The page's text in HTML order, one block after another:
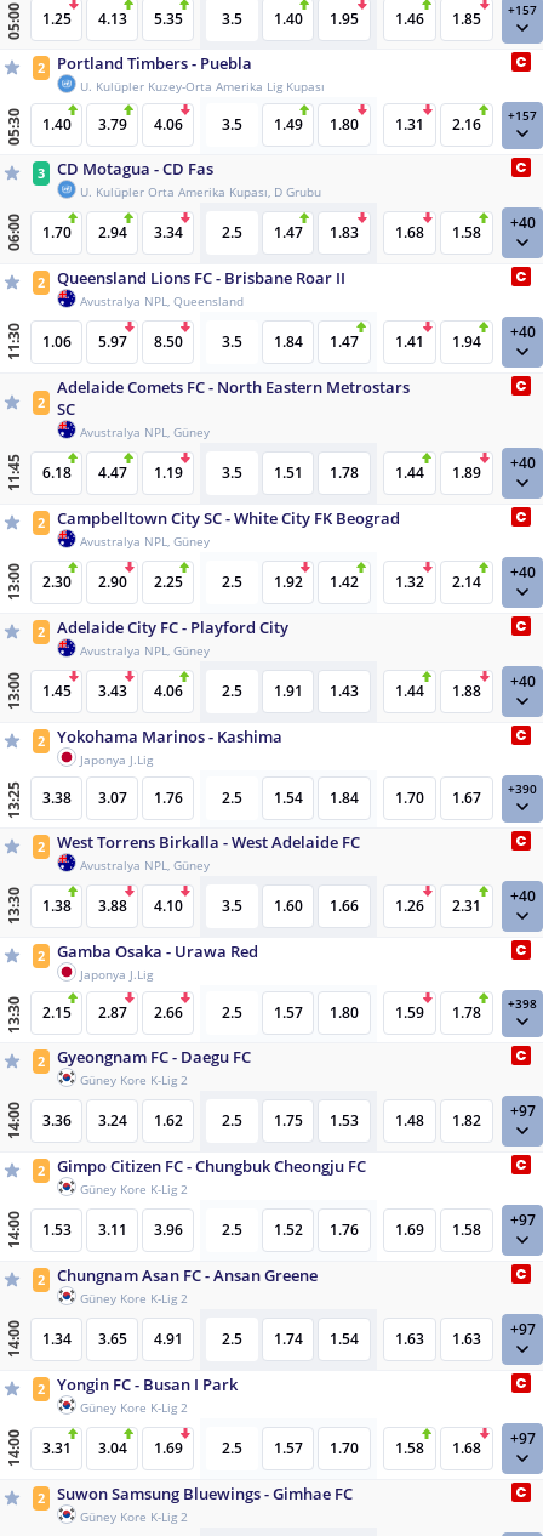
05:00 1.25 4.13 5.35 3.5 1.40 1.95 1.46 1.85 +157
2 Portland Timbers - Puebla
U. Kulüpler Kuzey-Orta Amerika Lig Kupası
05:30 1.40 3.79 4.06 3.5 1.49 1.80 1.31 2.16 +157
3 CD Motagua - CD Fas
U. Kulüpler Orta Amerika Kupası, D Grubu
06:00 1.70 2.94 3.34 2.5 1.47 1.83 1.68 1.58 +40
2 Queensland Lions FC - Brisbane Roar II
Avustralya NPL, Queensland
11:30 1.06 5.97 8.50 3.5 1.84 1.47 1.41 1.94 +40
2
Adelaide Comets FC - North Eastern Metrostars
SC
Avustralya NPL, Güney
11:45 6.18 4.47 1.19 3.5 1.51 1.78 1.44 1.89 +40
2 Campbelltown City SC - White City FK Beograd
Avustralya NPL, Güney
13:00 2.30 2.90 2.25 2.5 1.92 1.42 1.32 2.14 +40
2 Adelaide City FC - Playford City
Avustralya NPL, Güney
13:00 1.45 3.43 4.06 2.5 1.91 1.43 1.44 1.88 +40
2 Yokohama Marinos - Kashima
Japonya J.Lig
13:25 3.38 3.07 1.76 2.5 1.54 1.84 1.70 1.67 +390
2 West Torrens Birkalla - West Adelaide FC
Avustralya NPL, Güney
13:30 1.38 3.88 4.10 3.5 1.60 1.66 1.26 2.31 +40
2 Gamba Osaka - Urawa Red
Japonya J.Lig
13:30 2.15 2.87 2.66 2.5 1.57 1.80 1.59 1.78 +398
2 Gyeongnam FC - Daegu FC
Güney Kore K-Lig 2
14:00 3.36 3.24 1.62 2.5 1.75 1.53 1.48 1.82 +97
2 Gimpo Citizen FC - Chungbuk Cheongju FC
Güney Kore K-Lig 2
14:00 1.53 3.11 3.96 2.5 1.52 1.76 1.69 1.58 +97
2 Chungnam Asan FC - Ansan Greene
Güney Kore K-Lig 2
14:00 1.34 3.65 4.91 2.5 1.74 1.54 1.63 1.63 +97
2 Yongin FC - Busan I Park
Güney Kore K-Lig 2
14:00 3.31 3.04 1.69 2.5 1.57 1.70 1.58 1.68 +97
2 Suwon Samsung Bluewings - Gimhae FC
Güney Kore K-Lig 2